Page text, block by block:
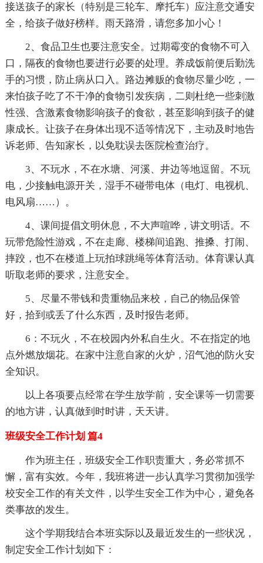
接送孩子的家长（特别是三轮车、摩托车）应注意交通安
全，给孩子做好榜样。雨天路滑，请您多加小心！
2、食品卫生也要注意安全。过期霉变的食物不可入
口，隔夜的食物也要进行必要的处理。养成饭前便后勤洗
手的习惯，防止病从口入。路边摊贩的食物尽量少吃，一
来怕孩子吃了不干净的食物引发疾病，二则杜绝一些刺激
性强、含激素食物影响孩子的食欲，甚至影响到孩子的健
康成长。让孩子在身体出现不适等情况下，主动及时地告
诉老师、告知家长，以免耽误去医院检查治疗。
3、不玩水，不在水塘、河溪、井边等地逗留。不玩
电，少接触电源开关，湿手不碰带电体（电灯、电视机、
电风扇……）。
4、课间提倡文明休息，不大声喧哗，讲文明话。不
玩带危险性游戏，不在走廊、楼梯间追跑、推搡、打闹、
摔跤，也不在楼道上玩拍球跳绳等体育活动。体育课认真
听取老师的要求，注意安全。
5、尽量不带钱和贵重物品来校，自己的物品保管
好，拾到或丢了什么东西，及时报告老师。
6：不玩火，不在校园内外私自生火。不在指定的地
点外燃放烟花。在家中注意自家的火炉，沼气池的防火安
全知识。
以上各项要点经常在学生放学前，安全课等一切需要
的地方讲，认真做到时时讲，天天讲。
班级安全工作计划 篇4
作为班主任，班级安全工作职责重大，务必常抓不
懈，富有实效。今年，我班将进一步认真学习贯彻加强学
校安全工作的有关文件，以学生安全工作为中心，避免各
类事故的发生。
这个学期我结合本班实际以及最近发生的一些状况，
制定安全工作计划如下：